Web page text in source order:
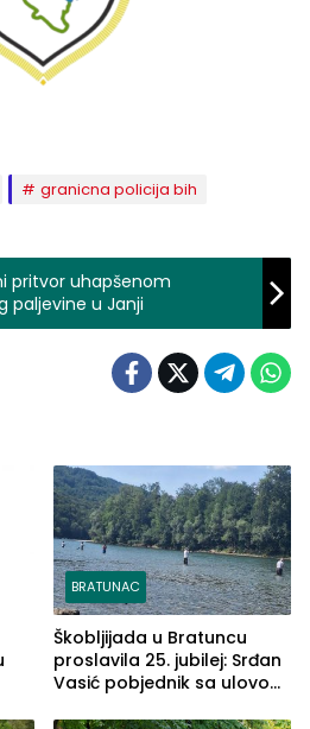
granicna policija bih
pritvor uhapšenom
paljevine u Janji
BRATUNAC
Škobljijada u Bratuncu
proslavila 25. jubilej: Srđan
Vasić pobjednik sa ulovom